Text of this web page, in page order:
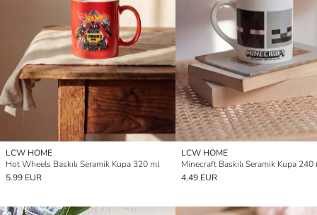
LCW HOME
Hot Wheels Baskılı Seramik Kupa 320 ml
5.99 EUR
LCW HOME
Minecraft Baskılı Seramik Kupa 240
4.49 EUR